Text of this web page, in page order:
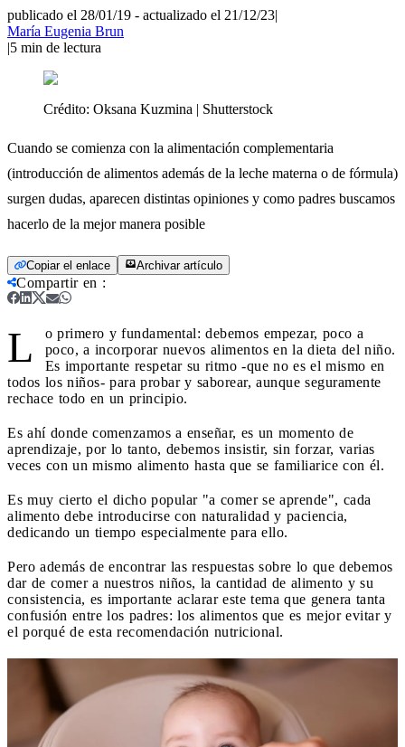
publicado el 28/01/19 - actualizado el 21/12/23|
María Eugenia Brun
|5 min de lectura
Crédito: Oksana Kuzmina | Shutterstock
Cuando se comienza con la alimentación complementaria
(introducción de alimentos además de la leche materna o de fórmula)
surgen dudas, aparecen distintas opiniones y como padres buscamos
hacerlo de la mejor manera posible
Copiar el enlace Archivar artículo
Compartir en :
L
o primero y fundamental: debemos empezar, poco a
poco, a incorporar nuevos alimentos en la dieta del niño.
Es importante respetar su ritmo -que no es el mismo en
todos los niños- para probar y saborear, aunque seguramente
rechace todo en un principio.
Es ahí donde comenzamos a enseñar, es un momento de
aprendizaje, por lo tanto, debemos insistir, sin forzar, varias
veces con un mismo alimento hasta que se familiarice con él.
Es muy cierto el dicho popular "a comer se aprende", cada
alimento debe introducirse con naturalidad y paciencia,
dedicando un tiempo especialmente para ello.
Pero además de encontrar las respuestas sobre lo que debemos
dar de comer a nuestros niños, la cantidad de alimento y su
consistencia, es importante aclarar este tema que genera tanta
confusión entre los padres: los alimentos que es mejor evitar y
el porqué de esta recomendación nutricional.